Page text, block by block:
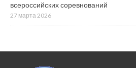
всероссийских соревнований
27 марта 2026